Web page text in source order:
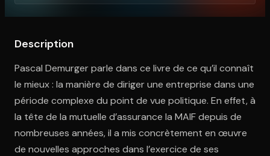
Description
Pascal Demurger parle dans ce livre de ce qu’il connaît
le mieux : la manière de diriger une entreprise dans une
période complexe du point de vue politique. En effet, à
la tête de la mutuelle d’assurance la MAIF depuis de
nombreuses années, il a mis concrètement en œuvre
de nouvelles approches dans l’exercice de ses